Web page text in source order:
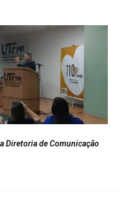
Diretoria de Comunicação